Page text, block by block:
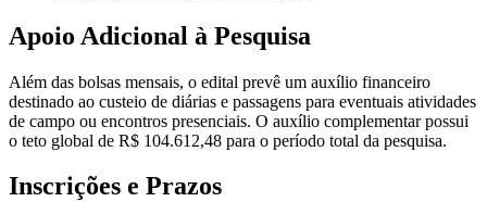
Apoio Adicional à Pesquisa
Além das bolsas mensais, o edital prevê um auxílio financeiro
destinado ao custeio de diárias e passagens para eventuais atividades
de campo ou encontros presenciais. O auxílio complementar possui
o teto global de R$ 104.612,48 para o período total da pesquisa.
Inscrições e Prazos